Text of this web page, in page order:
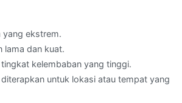
yang ekstrem.
lama dan kuat.
kelembaban yang tinggi.
untuk lokasi atau tempat yang